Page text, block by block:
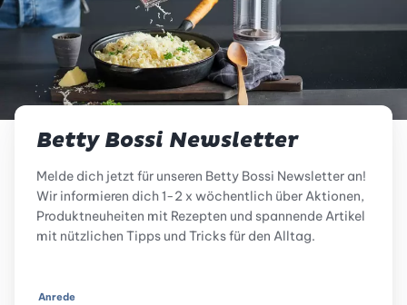
Betty Bossi Newsletter
Melde dich jetzt für unseren Betty Bossi Newsletter an!
Wir informieren dich 1-2 x wöchentlich über Aktionen,
Produktneuheiten mit Rezepten und spannende Artikel
mit nützlichen Tipps und Tricks für den Alltag.
Anrede